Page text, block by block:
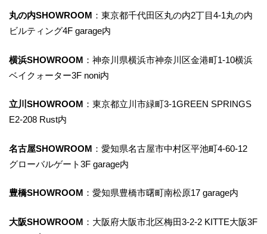
丸の内SHOWROOM ：東京都千代田区丸の内2丁目4-1丸の内
ビルティング4F garage内
横浜SHOWROOM ：神奈川県横浜市神奈川区金港町1-10横浜
ベイクォーター3F noni内
立川SHOWROOM ：東京都立川市緑町3-1GREEN SPRINGS
E2-208 Rust内
名古屋SHOWROOM ：愛知県名古屋市中村区平池町4-60-12
グローバルゲート3F garage内
豊橋SHOWROOM ：愛知県豊橋市曙町南松原17 garage内
大阪SHOWROOM ：大阪府大阪市北区梅田3-2-2 KITTE大阪3F